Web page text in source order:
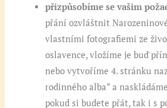
přizpůsobíme se vašim
přání ozvláštnit
vlastními fotografiemi ze
oslavence, vložíme je buď
nebo vytvoříme 4. stránku
rodinného alba“ a
pokud si budete přát, tak i s